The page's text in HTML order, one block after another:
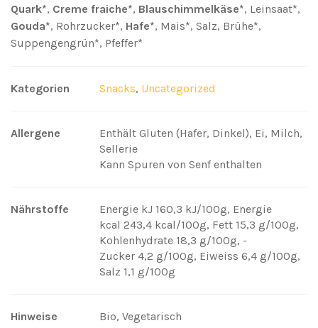
Quark*, Creme fraiche*, Blauschimmelkäse*, Leinsaat*,
Gouda*, Rohrzucker*, Hafe*, Mais*, Salz, Brühe*,
Suppengengrün*, Pfeffer*
Kategorien Snacks, Uncategorized
Allergene
Enthält Gluten (Hafer, Dinkel), Ei, Milch,
Sellerie
Kann Spuren von Senf enthalten
Nährstoffe Energie kJ 160,3 kJ/100g, Energie
kcal 243,4 kcal/100g, Fett 15,3 g/100g,
Kohlenhydrate 18,3 g/100g, -
Zucker 4,2 g/100g, Eiweiss 6,4 g/100g,
Salz 1,1 g/100g
Hinweise Bio, Vegetarisch